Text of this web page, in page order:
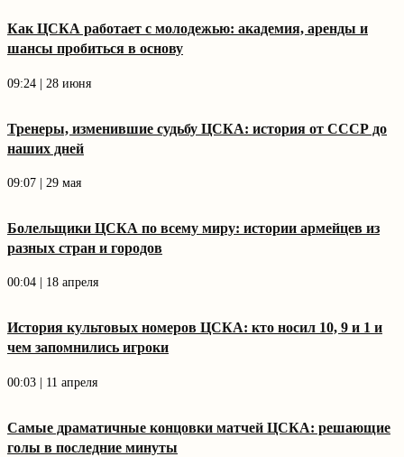
Как ЦСКА работает с молодежью: академия, аренды и
шансы пробиться в основу
09:24 | 28 июня
Тренеры, изменившие судьбу ЦСКА: история от СССР до
наших дней
09:07 | 29 мая
Болельщики ЦСКА по всему миру: истории армейцев из
разных стран и городов
00:04 | 18 апреля
История культовых номеров ЦСКА: кто носил 10, 9 и 1 и
чем запомнились игроки
00:03 | 11 апреля
Самые драматичные концовки матчей ЦСКА: решающие
голы в последние минуты